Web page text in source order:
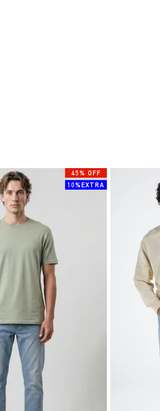
45% OFF
10%EXTRA